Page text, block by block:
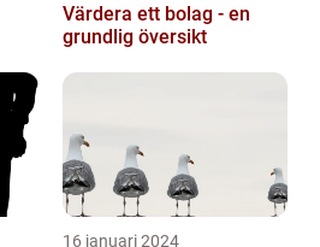
Värdera ett bolag - en
grundlig översikt
16 januari 2024